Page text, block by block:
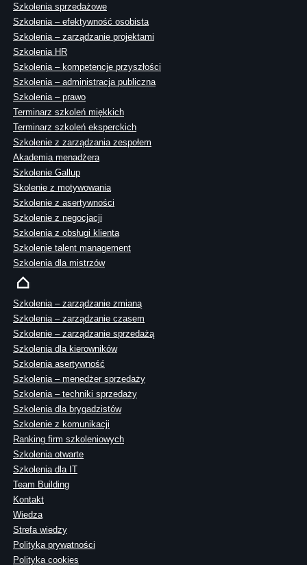
Szkolenia sprzedażowe
Szkolenia – efektywność osobista
Szkolenia – zarządzanie projektami
Szkolenia HR
Szkolenia – kompetencje przyszłości
Szkolenia – administracja publiczna
Szkolenia – prawo
Terminarz szkoleń miękkich
Terminarz szkoleń eksperckich
Szkolenie z zarządzania zespołem
Akademia menadżera
Szkolenie Gallup
Skolenie z motywowania
Szkolenie z asertywności
Szkolenie z negocjacji
Szkolenia z obsługi klienta
Szkolenie talent management
Szkolenia dla mistrzów
Szkolenia – zarządzanie zmianą
Szkolenia – zarządzanie czasem
Szkolenie – zarządzanie sprzedażą
Szkolenia dla kierowników
Szkolenia asertywność
Szkolenia – menedżer sprzedaży
Szkolenia – techniki sprzedaży
Szkolenia dla brygadzistów
Szkolenie z komunikacji
Ranking firm szkoleniowych
Szkolenia otwarte
Szkolenia dla IT
Team Building
Kontakt
Wiedza
Strefa wiedzy
Polityka prywatności
Polityka cookies